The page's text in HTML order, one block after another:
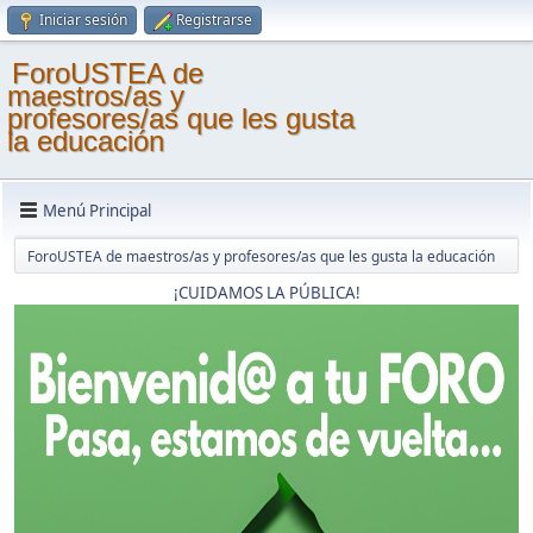
Iniciar sesión Registrarse
ForoUSTEA de
maestros/as y
profesores/as que les gusta
la educación
Menú Principal
ForoUSTEA de maestros/as y profesores/as que les gusta la educación
¡CUIDAMOS LA PÚBLICA!